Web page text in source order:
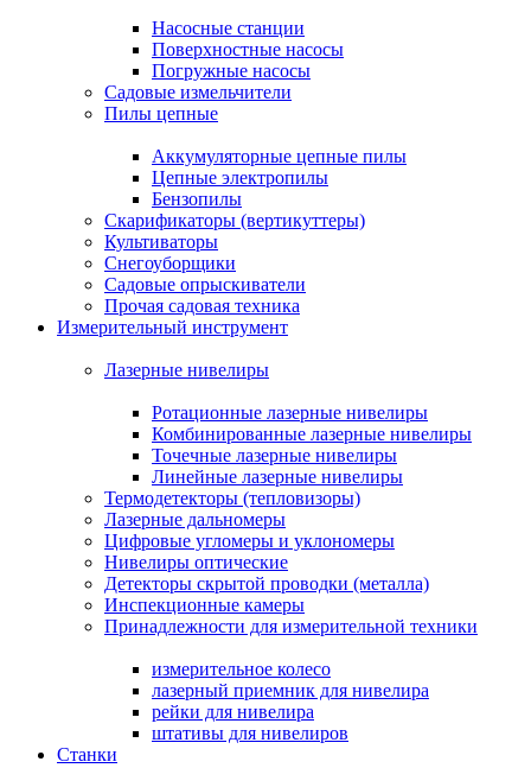
Насосные станции
Поверхностные насосы
Погружные насосы
Садовые измельчители
Пилы цепные
Аккумуляторные цепные пилы
Цепные электропилы
Бензопилы
Скарификаторы (вертикуттеры)
Культиваторы
Снегоуборщики
Садовые опрыскиватели
Прочая садовая техника
Измерительный инструмент
Лазерные нивелиры
Ротационные лазерные нивелиры
Комбинированные лазерные нивелиры
Точечные лазерные нивелиры
Линейные лазерные нивелиры
Термодетекторы (тепловизоры)
Лазерные дальномеры
Цифровые угломеры и уклономеры
Нивелиры оптические
Детекторы скрытой проводки (металла)
Инспекционные камеры
Принадлежности для измерительной техники
измерительное колесо
лазерный приемник для нивелира
рейки для нивелира
штативы для нивелиров
Станки